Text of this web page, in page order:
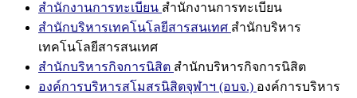
สำนักงานการทะเบียน สำนักงานการทะเบียน
สำนักบริหารเทคโนโลยีสารสนเทศ สำนักบริหาร
เทคโนโลยีสารสนเทศ
สำนักบริหารกิจการนิสิต สำนักบริหารกิจการนิสิต
องค์การบริหารสโมสรนิสิตจุฬาฯ (อบจ.) องค์การบริหาร